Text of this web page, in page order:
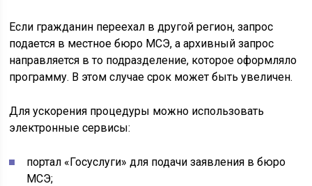
Если гражданин переехал в другой регион, запрос
подается в местное бюро МСЭ, а архивный запрос
направляется в то подразделение, которое оформляло
программу. В этом случае срок может быть увеличен.
Для ускорения процедуры можно использовать
электронные сервисы:
портал «Госуслуги» для подачи заявления в бюро
МСЭ;